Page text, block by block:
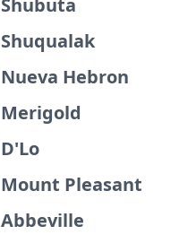
Shubuta
Shuqualak
Nueva Hebron
Merigold
D'Lo
Mount Pleasant
Abbeville